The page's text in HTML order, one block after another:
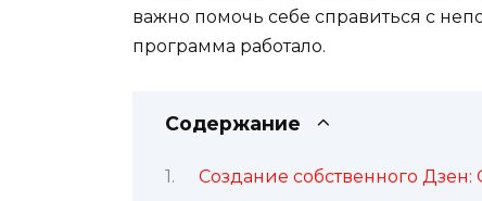
важно помочь себе справиться с
программа работало.
Содержание
Создание собственного